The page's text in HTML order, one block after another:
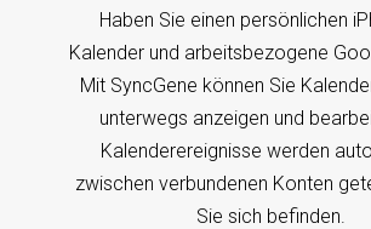
Haben Sie einen persönlichen
Kalender und arbeitsbezogene
Mit SyncGene können Sie
unterwegs anzeigen und
Kalenderereignisse werden
zwischen verbundenen Konten
Sie sich befinden.